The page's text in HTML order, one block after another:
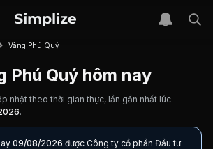
Vàng Phú Quý
Phú Quý hôm nay
nhật theo thời gian thực, lần gần nhất lúc
.
09/08/2026 được Công ty cổ phần Đầu tư